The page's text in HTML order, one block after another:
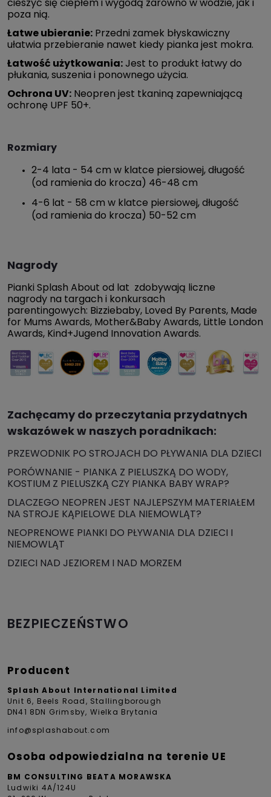
cieszyć się ciepłem i wygodą zarówno w wodzie, jak i
poza nią.
Łatwe ubieranie: Przedni zamek błyskawiczny
ułatwia przebieranie nawet kiedy pianka jest mokra.
Łatwość użytkowania:Jest to produkt łatwy do
płukania, suszenia i ponownego użycia.
Ochrona UV: Neopren jest tkaniną zapewniającą
ochronę UPF 50+.
Rozmiary
2-4 lata - 54 cm w klatce piersiowej, długość
(od ramienia do krocza) 46-48 cm
4-6 lat - 58 cm w klatce piersiowej, długość
(od ramienia do krocza) 50-52 cm
Nagrody
Pianki Splash About od lat zdobywają liczne
nagrody na targach i konkursach
parentingowych: Bizziebaby, Loved By Parents, Made
for Mums Awards, Mother&Baby Awards, Little London
Awards, Kind+Jugend Innovation Awards.
Zachęcamy do przeczytania przydatnych
wskazówek w naszych poradnikach:
PRZEWODNIK PO STROJACH DO PŁYWANIA DLA DZIECI
PORÓWNANIE - PIANKA Z PIELUSZKĄ DO WODY,
KOSTIUM Z PIELUSZKĄ CZY PIANKA BABY WRAP?
DLACZEGO NEOPREN JEST NAJLEPSZYM MATERIAŁEM
NA STROJE KĄPIELOWE DLA NIEMOWLĄT?
NEOPRENOWE PIANKI DO PŁYWANIA DLA DZIECI I
NIEMOWLĄT
DZIECI NAD JEZIOREM I NAD MORZEM
BEZPIECZEŃSTWO
Producent
Splash About International Limited
Unit 6, Beels Road, Stallingborough
DN41 8DN Grimsby, Wielka Brytania
info@splashabout.com
Osoba odpowiedzialna na terenie UE
BM CONSULTING BEATA MORAWSKA
Ludwiki 4A/124U